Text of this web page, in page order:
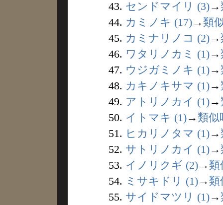
43. センドマイリ (3)→
44. カミノキ (17)→ 類
45. カミナリノコ (2)→
46. ワタリノカミ (1)→
47. ウジガミノキ (1)→
48. カキノキサマ (1)→
49. アトリノカイ (1)→
50. イトマキ (1)→ 類似
51. ヒカリノタマ (1)→
52. サトリノカイ (1)→
53. イノリクギ (2)→ 類
54. ミサキドリ (1)→ 類
55. サイドマツリ (1)→